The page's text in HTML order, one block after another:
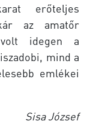
erőteljes
az amatőr
volt idegen a
mind a
emlékei
Sisa József